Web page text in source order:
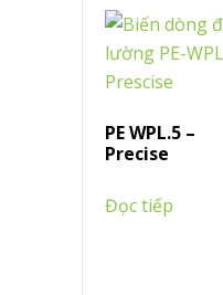
PE WPL.5 –
Precise
Đọc tiếp